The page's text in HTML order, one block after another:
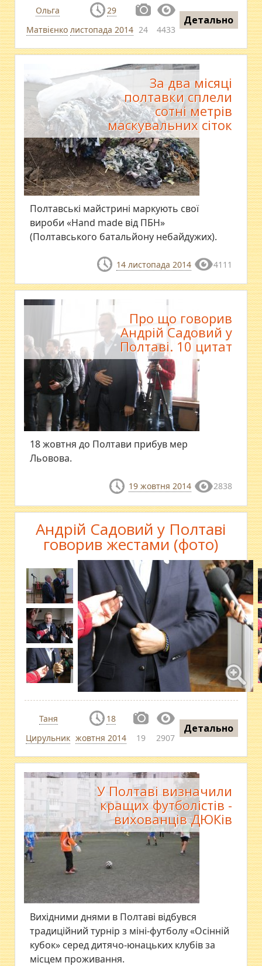
Ольга
Матвієнко
29
листопада 2014 24 4433
Детально
За два місяці
полтавки сплели
сотні метрів
маскувальних сіток
Полтавські майстрині маркують свої
вироби «Hand made від ПБН»
(Полтавського батальйону небайдужих).
14 листопада 2014 4111
Про що говорив
Андрій Садовий у
Полтаві. 10 цитат
18 жовтня до Полтави прибув мер
Льовова.
19 жовтня 2014 2838
Андрій Садовий у Полтаві
говорив жестами (фото)
Таня
Цирульник
18
жовтня 2014
19 2907
Детально
У Полтаві визначили
кращих футболістів -
вихованців ДЮКів
Вихідними днями в Полтаві відбувся
традиційний турнір з міні-футболу «Осінній
кубок» серед дитячо-юнацьких клубів за
місцем проживання.